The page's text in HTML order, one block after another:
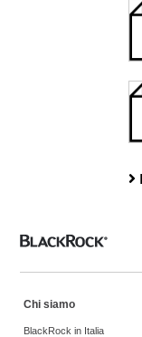
Chi siamo
BlackRock in Italia